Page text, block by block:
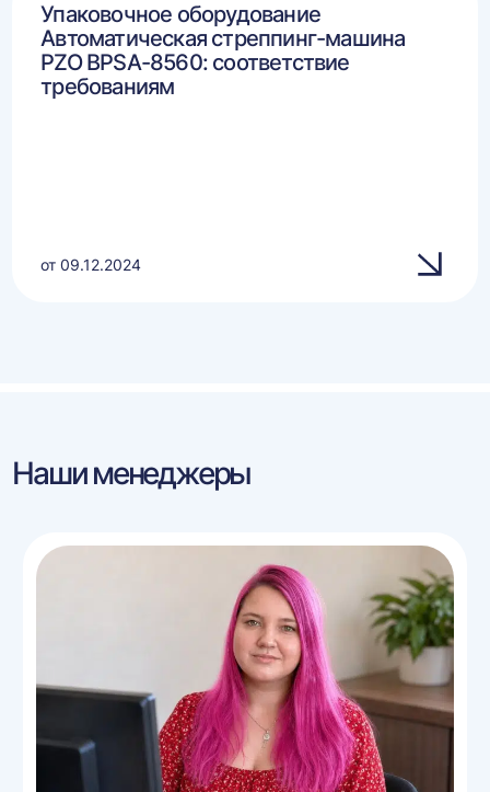
Упаковочное оборудование
Автоматическая стреппинг-машина
PZO BPSA-8560: соответствие
требованиям
от 09.12.2024
Наши менеджеры